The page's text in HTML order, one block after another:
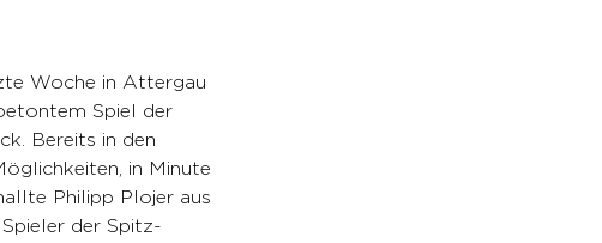
Woche in Attergau
Spiel der
Bereits in den
in Minute
Philipp Plojer aus
der Spitz-